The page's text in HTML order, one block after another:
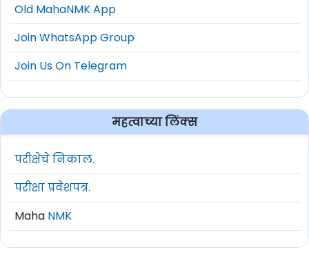
Old MahaNMK App
Join WhatsApp Group
Join Us On Telegram
महत्वाच्या लिंक्स
परीक्षेचे निकाल.
परीक्षा प्रवेशपत्र.
Maha NMK